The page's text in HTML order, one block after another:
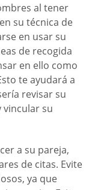
al tener
su técnica de
en usar su
de recogida
en ello como
te ayudará a
revisar su
vincular su
a su pareja,
de citas. Evite
ya que